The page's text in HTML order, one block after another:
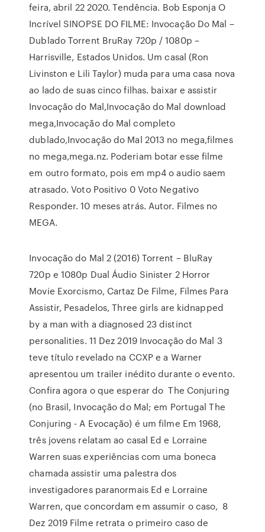
feira, abril 22 2020. Tendência. Bob Esponja O
Incrível SINOPSE DO FILME: Invocação Do Mal –
Dublado Torrent BruRay 720p / 1080p –
Harrisville, Estados Unidos. Um casal (Ron
Livinston e Lili Taylor) muda para uma casa nova
ao lado de suas cinco filhas. baixar e assistir
Invocação do Mal,Invocação do Mal download
mega,Invocação do Mal completo
dublado,Invocação do Mal 2013 no mega,filmes
no mega,mega.nz. Poderiam botar esse filme
em outro formato, pois em mp4 o audio saem
atrasado. Voto Positivo 0 Voto Negativo
Responder. 10 meses atrás. Autor. Filmes no
MEGA.
Invocação do Mal 2 (2016) Torrent – BluRay
720p e 1080p Dual Áudio Sinister 2 Horror
Movie Exorcismo, Cartaz De Filme, Filmes Para
Assistir, Pesadelos, Three girls are kidnapped
by a man with a diagnosed 23 distinct
personalities. 11 Dez 2019 Invocação do Mal 3
teve título revelado na CCXP e a Warner
apresentou um trailer inédito durante o evento.
Confira agora o que esperar do The Conjuring
(no Brasil, Invocação do Mal; em Portugal The
Conjuring - A Evocação) é um filme Em 1968,
três jovens relatam ao casal Ed e Lorraine
Warren suas experiências com uma boneca
chamada assistir uma palestra dos
investigadores paranormais Ed e Lorraine
Warren, que concordam em assumir o caso, 8
Dez 2019 Filme retrata o primeiro caso de